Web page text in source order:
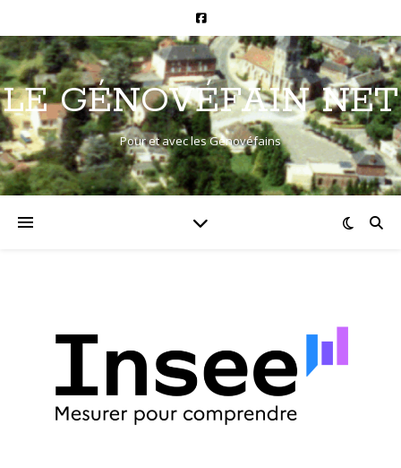
LE GÉNOVÉFAIN NET
Pour et avec les Génovéfains